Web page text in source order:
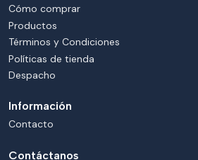
Cómo comprar
Productos
Términos y Condiciones
Políticas de tienda
Despacho
Información
Contacto
Contáctanos